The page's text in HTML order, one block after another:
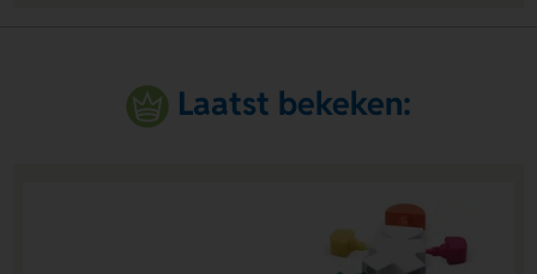
Laatst bekeken: